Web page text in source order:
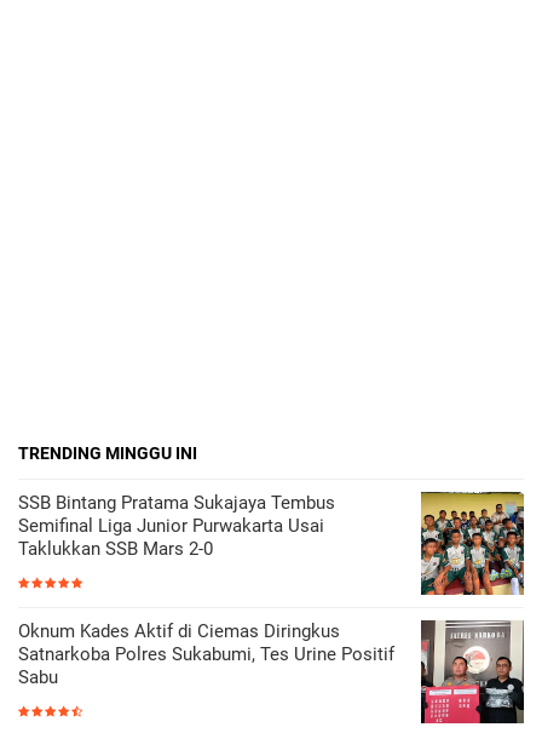
TRENDING MINGGU INI
SSB Bintang Pratama Sukajaya Tembus
Semifinal Liga Junior Purwakarta Usai
Taklukkan SSB Mars 2-0
Oknum Kades Aktif di Ciemas Diringkus
Satnarkoba Polres Sukabumi, Tes Urine Positif
Sabu